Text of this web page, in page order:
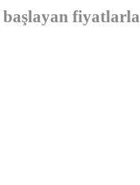
başlayan fiyatlarla